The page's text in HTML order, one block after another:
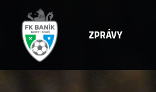
Zprávy